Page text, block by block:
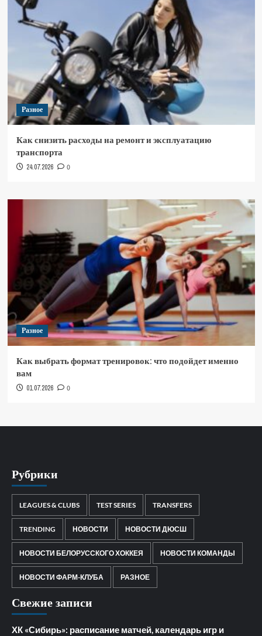
Разное
Как снизить расходы на ремонт и эксплуатацию
транспорта
24.07.2026 0
Разное
Как выбрать формат тренировок: что подойдет именно
вам
01.07.2026 0
Рубрики
LEAGUES & CLUBS TEST SERIES TRANSFERS
TRENDING НОВОСТИ НОВОСТИ ДЮСШ
НОВОСТИ БЕЛОРУССКОГО ХОККЕЯ НОВОСТИ КОМАНДЫ
НОВОСТИ ФАРМ-КЛУБА РАЗНОЕ
Свежие записи
ХК «Сибирь»: расписание матчей, календарь игр и